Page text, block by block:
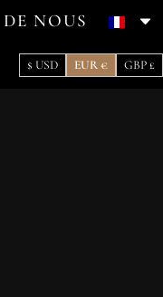
NOUS
$ USD EUR € GBP £